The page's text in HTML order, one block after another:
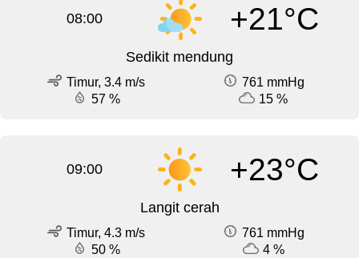
08:00 +21°C
Sedikit mendung
Timur, 3.4 m/s
761 mmHg
57 %
15 %
09:00 +23°C
Langit cerah
Timur, 4.3 m/s
761 mmHg
50 %
4 %